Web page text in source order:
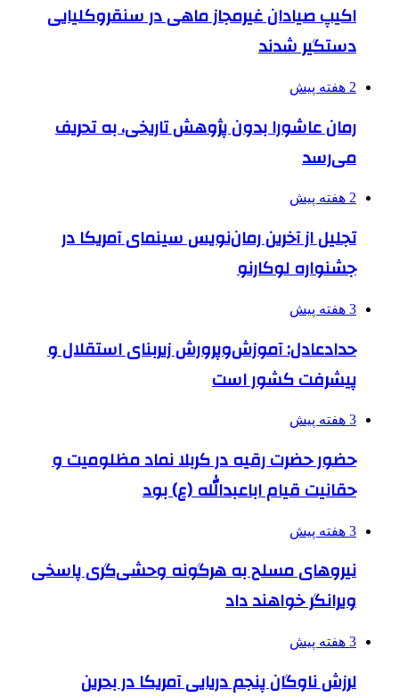
اکیپ صیادان غیرمجاز ماهی در سنقروکلیایی
دستگیر شدند
2 هفته پیش
رمان عاشورا بدون پژوهش تاریخی، به تحریف
می‌رسد
2 هفته پیش
تجلیل از آخرین رمان‌نویس سینمای آمریکا در
جشنواره لوکارنو
3 هفته پیش
حدادعادل: آموزش‌وپرورش زیربنای استقلال و
پیشرفت کشور است
3 هفته پیش
حضور حضرت رقیه در کربلا نماد مظلومیت و
حقانیت قیام اباعبدالله (ع) بود
3 هفته پیش
نیروهای مسلح به هرگونه وحشی‌گری پاسخی
ویرانگر خواهند داد
3 هفته پیش
لرزش ناوگان پنجم دریایی آمریکا در بحرین